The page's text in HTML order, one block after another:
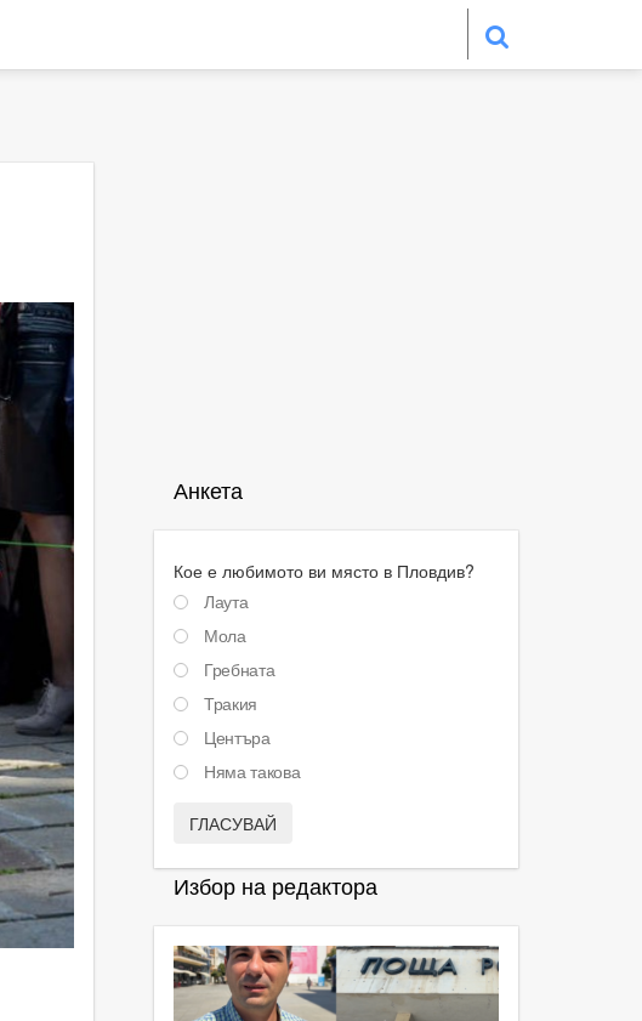
Анкета
Кое е любимото ви място в Пловдив?
Лаута
Мола
Гребната
Тракия
Центъра
Няма такова
ГЛАСУВАЙ
Избор на редактора